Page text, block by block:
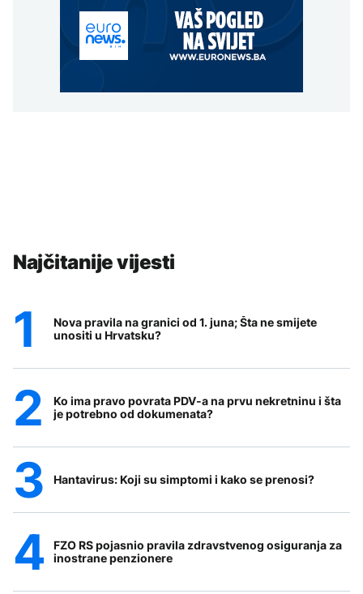
Najčitanije vijesti
Nova pravila na granici od 1. juna; Šta ne smijete
unositi u Hrvatsku?
Ko ima pravo povrata PDV-a na prvu nekretninu i šta
je potrebno od dokumenata?
Hantavirus: Koji su simptomi i kako se prenosi?
FZO RS pojasnio pravila zdravstvenog osiguranja za
inostrane penzionere